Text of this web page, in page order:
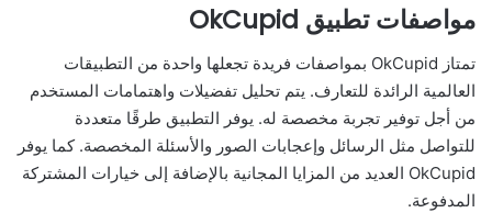
مواصفات تطبيق OkCupid
تمتاز OkCupid بمواصفات فريدة تجعلها واحدة من التطبيقات
العالمية الرائدة للتعارف. يتم تحليل تفضيلات واهتمامات المستخدم
من أجل توفير تجربة مخصصة له. يوفر التطبيق طرقًا متعددة
للتواصل مثل الرسائل وإعجابات الصور والأسئلة المخصصة. كما يوفر
OkCupid العديد من المزايا المجانية بالإضافة إلى خيارات المشتركة
المدفوعة.